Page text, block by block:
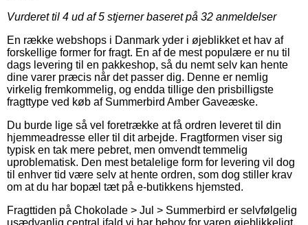
Vurderet til 4 ud af 5 stjerner baseret på 32 anmeldelser
En række webshops i Danmark yder i øjeblikket et hav af
forskellige former for fragt. En af de mest populære er nu til
dags levering til en pakkeshop, så du nemt selv kan hente
dine varer præcis når det passer dig. Denne er nemlig
virkelig fremkommelig, og endda tillige den prisbilligste
fragttype ved køb af Summerbird Amber Gaveæske.
Du burde lige så vel foretrække at få ordren leveret til din
hjemmeadresse eller til dit arbejde. Fragtformen viser sig
typisk en tak mere pebret, men omvendt temmelig
uproblematisk. Den mest betalelige form for levering vil dog
til enhver tid være selv at hente ordren, som dog stiller krav
om at du har bopæl tæt på e-butikkens hjemsted.
Fragttiden på Chokolade > Jul > Summerbird er selvfølgelig
usædvanlig central ifald vi har behov for varen øjeblikkeligt,